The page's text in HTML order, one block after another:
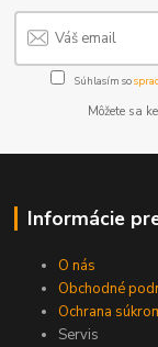
Súhlasím so
Môžete sa
Informácie
O nás
Obchodné
Ochrana
Servis